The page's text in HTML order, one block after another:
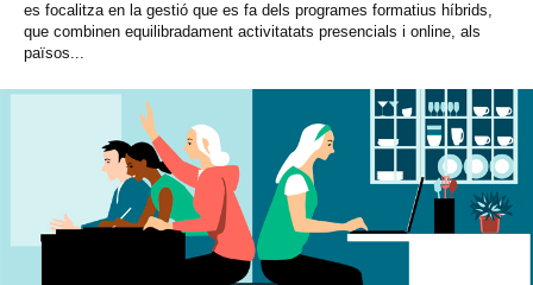
es focalitza en la gestió que es fa dels programes formatius híbrids,
que combinen equilibradament activitatats presencials i online, als
països...